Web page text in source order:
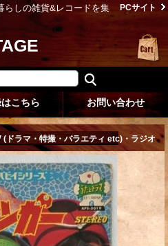
らしの雑貨&レコードを集
PCサイト
こちら お問い合わせ
(ドラマ・特撮・バラエティ etc)・ラジオ